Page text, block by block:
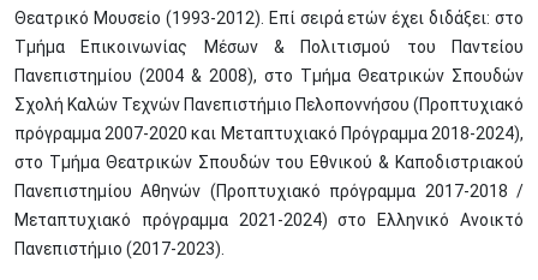
Θεατρικό Μουσείο (1993-2012). Επί σειρά ετών έχει διδάξει: στο
Τμήμα Επικοινωνίας Μέσων & Πολιτισμού του Παντείου
Πανεπιστημίου (2004 & 2008), στο Τμήμα Θεατρικών Σπουδών
Σχολή Καλών Τεχνών Πανεπιστήμιο Πελοποννήσου (Προπτυχιακό
πρόγραμμα 2007-2020 και Μεταπτυχιακό Πρόγραμμα 2018-2024),
στο Τμήμα Θεατρικών Σπουδών του Εθνικού & Καποδιστριακού
Πανεπιστημίου Αθηνών (Προπτυχιακό πρόγραμμα 2017-2018 /
Μεταπτυχιακό πρόγραμμα 2021-2024) στο Ελληνικό Ανοικτό
Πανεπιστήμιο (2017-2023).